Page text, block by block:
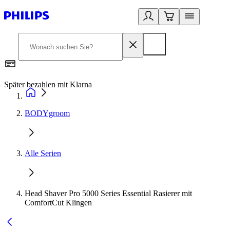
Später bezahlen mit Klarna
BODYgroom
Alle Serien
Head Shaver Pro 5000 Series Essential Rasierer mit
ComfortCut Klingen